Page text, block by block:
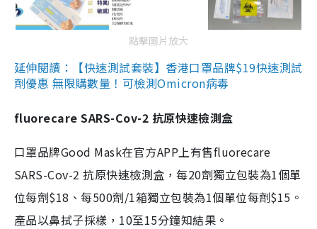
點擊圖片放大
延伸閱讀：【快速測試套裝】香港口罩品牌$19快速測試
劑優惠 無限購數量！可檢測Omicron病毒
fluorecare SARS-Cov-2 抗原快速檢測盒
口罩品牌Good Mask在官方APP上有售fluorecare
SARS-Cov-2 抗原快速檢測盒，每20劑獨立包裝為1個單
位每劑$18、每500劑/1箱獨立包裝為1個單位每劑$15。
產品以鼻拭子採樣，10至15分鐘知結果。